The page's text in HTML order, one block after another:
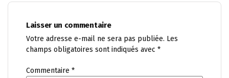
Laisser un commentaire
Votre adresse e-mail ne sera pas publiée. Les
champs obligatoires sont indiqués avec *
Commentaire *